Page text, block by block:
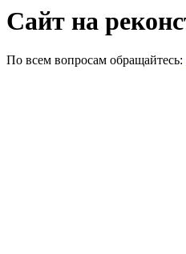
Сайт на
По всем вопросам обращайтесь: